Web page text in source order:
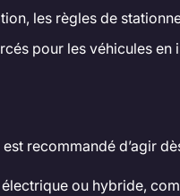
les règles de
pour les véhicules
recommandé d’agir
ou hybride,